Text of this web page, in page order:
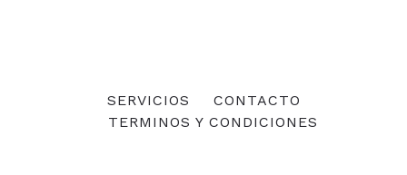
SERVICIOS
CONTACTO
TERMINOS Y CONDICIONES